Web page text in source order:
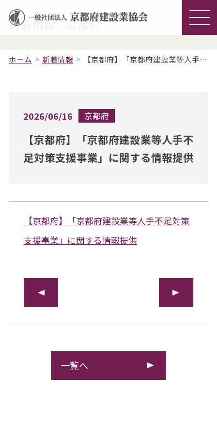
新着情報 - 京都府
ホーム 新着情報 【京都府】「京都府建設業等人手不足対策支援事業」に関する情報提供
2026/06/16 京都府
【京都府】「京都府建設業等人手不
足対策支援事業」に関する情報提供
【京都府】「京都府建設業等人手不足対策
支援事業」に関する情報提供
一覧へ